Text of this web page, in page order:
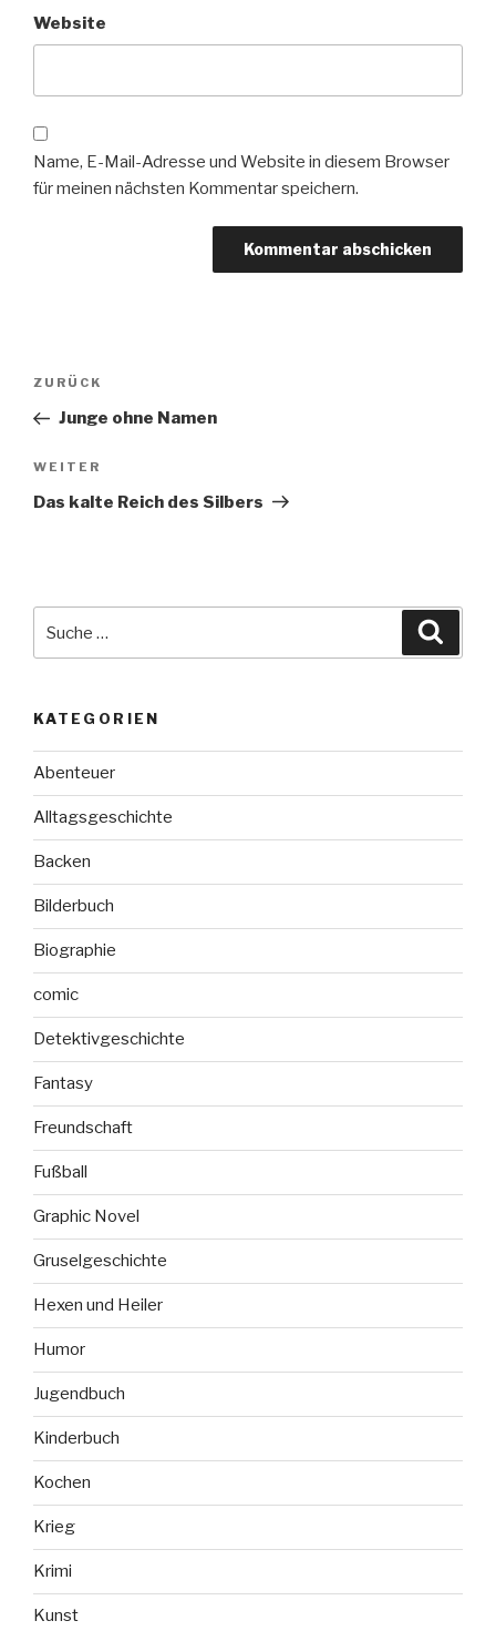
Website
Name, E-Mail-Adresse und Website in diesem Browser
für meinen nächsten Kommentar speichern.
Beitragsnavigation
Vorheriger
Beitrag
ZURÜCK
Junge ohne Namen
Nächster
Beitrag
WEITER
Das kalte Reich des Silbers
nach:
KATEGORIEN
Abenteuer
Alltagsgeschichte
Backen
Bilderbuch
Biographie
comic
Detektivgeschichte
Fantasy
Freundschaft
Fußball
Graphic Novel
Gruselgeschichte
Hexen und Heiler
Humor
Jugendbuch
Kinderbuch
Kochen
Krieg
Krimi
Kunst